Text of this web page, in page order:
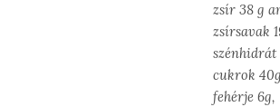
zsír 38 g
zsírsavak
szénhidrát
cukrok
fehérje 6g,